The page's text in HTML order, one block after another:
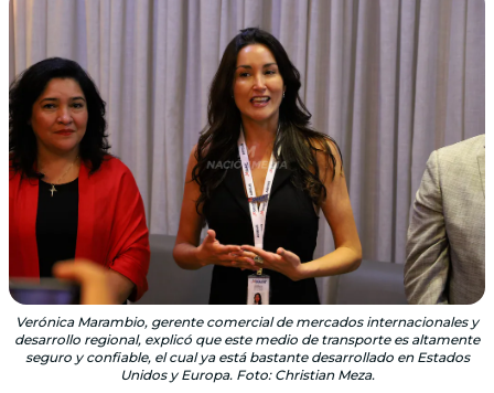
Verónica Marambio, gerente comercial de mercados internacionales y
desarrollo regional, explicó que este medio de transporte es altamente
seguro y confiable, el cual ya está bastante desarrollado en Estados
Unidos y Europa. Foto: Christian Meza.